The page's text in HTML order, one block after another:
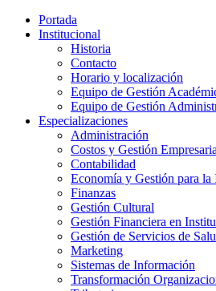
Portada
Institucional
Historia
Contacto
Horario y localización
Equipo de Gestión
Equipo de Gestión
Especializaciones
Administración
Costos y Gestión
Contabilidad
Economía y Gestión para la
Finanzas
Gestión Cultural
Gestión Financiera en
Gestión de Servicios de
Marketing
Sistemas de Información
Transformación